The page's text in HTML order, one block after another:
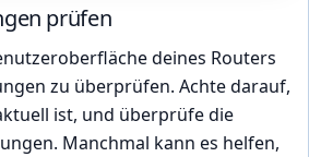
prüfen
deines Routers
zu überprüfen. Achte darauf,
ist, und überprüfe die
Manchmal kann es helfen,